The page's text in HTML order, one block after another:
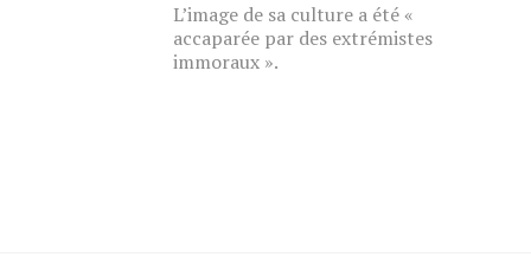
L’image de sa culture a été «
accaparée par des extrémistes
immoraux ».